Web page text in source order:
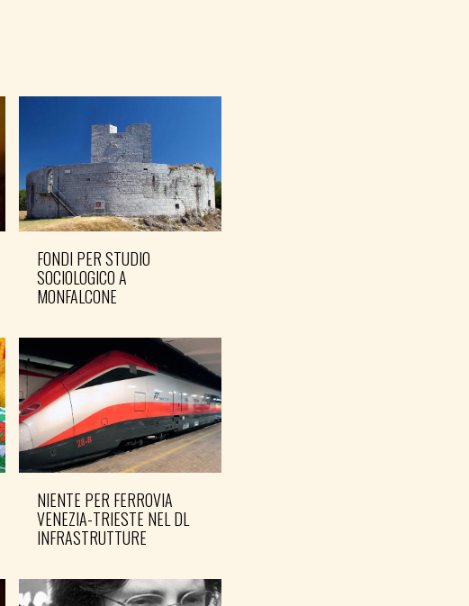
FONDI PER STUDIO
SOCIOLOGICO A
MONFALCONE
NIENTE PER FERROVIA
VENEZIA-TRIESTE NEL DL
INFRASTRUTTURE